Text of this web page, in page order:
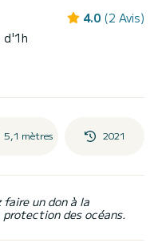
4.0 (2 Avis)
d'1h
5,1 mètres 2021
faire un don à la
des océans.